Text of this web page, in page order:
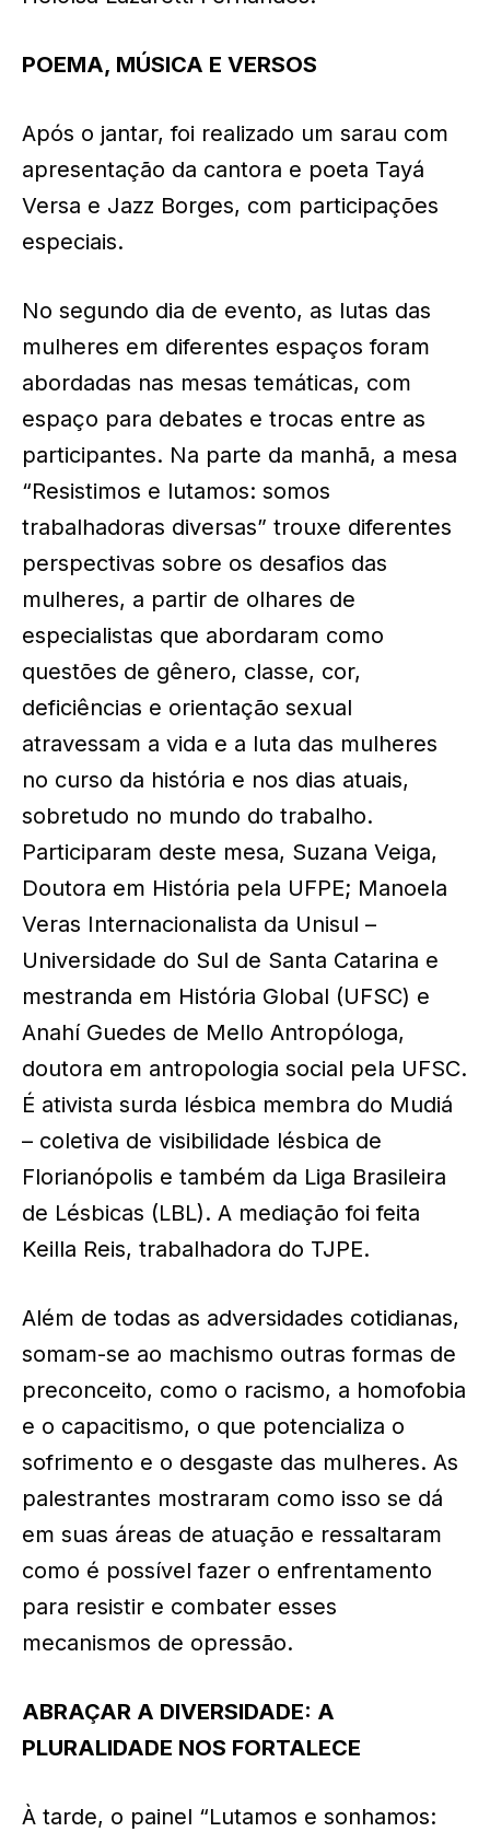
POEMA, MÚSICA E VERSOS
Após o jantar, foi realizado um sarau com
apresentação da cantora e poeta Tayá
Versa e Jazz Borges, com participações
especiais.
No segundo dia de evento, as lutas das
mulheres em diferentes espaços foram
abordadas nas mesas temáticas, com
espaço para debates e trocas entre as
participantes. Na parte da manhã, a mesa
“Resistimos e lutamos: somos
trabalhadoras diversas” trouxe diferentes
perspectivas sobre os desafios das
mulheres, a partir de olhares de
especialistas que abordaram como
questões de gênero, classe, cor,
deficiências e orientação sexual
atravessam a vida e a luta das mulheres
no curso da história e nos dias atuais,
sobretudo no mundo do trabalho.
Participaram deste mesa, Suzana Veiga,
Doutora em História pela UFPE; Manoela
Veras Internacionalista da Unisul –
Universidade do Sul de Santa Catarina e
mestranda em História Global (UFSC) e
Anahí Guedes de Mello Antropóloga,
doutora em antropologia social pela UFSC.
É ativista surda lésbica membra do Mudiá
– coletiva de visibilidade lésbica de
Florianópolis e também da Liga Brasileira
de Lésbicas (LBL). A mediação foi feita
Keilla Reis, trabalhadora do TJPE.
Além de todas as adversidades cotidianas,
somam-se ao machismo outras formas de
preconceito, como o racismo, a homofobia
e o capacitismo, o que potencializa o
sofrimento e o desgaste das mulheres. As
palestrantes mostraram como isso se dá
em suas áreas de atuação e ressaltaram
como é possível fazer o enfrentamento
para resistir e combater esses
mecanismos de opressão.
ABRAÇAR A DIVERSIDADE: A
PLURALIDADE NOS FORTALECE
À tarde, o painel “Lutamos e sonhamos: